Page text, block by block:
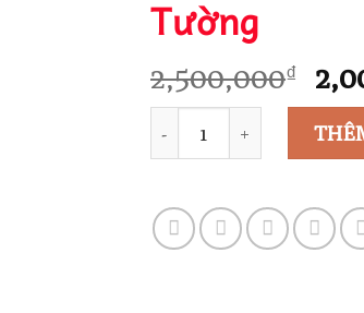
Tường
2,500,000₫
Giá
gốc
là: